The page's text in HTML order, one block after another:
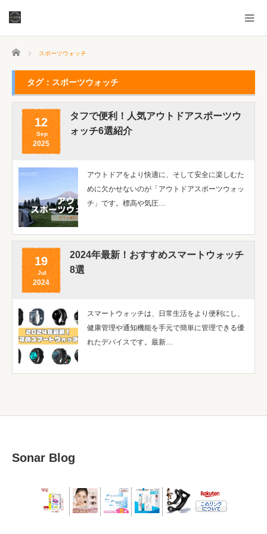
ホーム スポーツウォッチ
タグ：スポーツウォッチ
12
Sep
2025
タフで便利！人気アウトドアスポーツウ
ォッチ6選紹介
アウトドアをより快適に、そして安全に楽しむた
めに欠かせないのが「アウトドアスポーツウォッ
チ」です。標高や気圧…
19
Jul
2024
2024年最新！おすすめスマートウォッチ
8選
スマートウォッチは、日常生活をより便利にし、
健康管理や通知機能を手元で簡単に管理できる優
れたデバイスです。最新…
Sonar Blog